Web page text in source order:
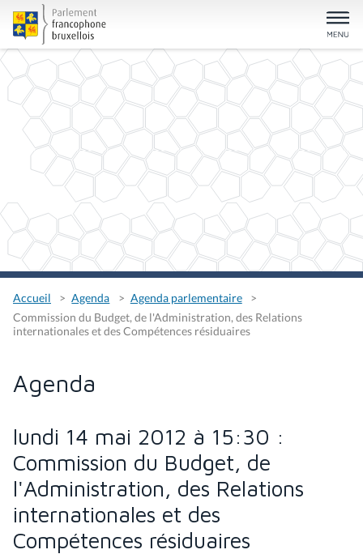
Accueil Agenda
Agenda parlementaire
Commission du Budget, de l'Administration, des Relations
internationales et des Compétences résiduaires
Agenda
lundi 14 mai 2012 à 15:30 :
Commission du Budget, de
l'Administration, des Relations
internationales et des
Compétences résiduaires